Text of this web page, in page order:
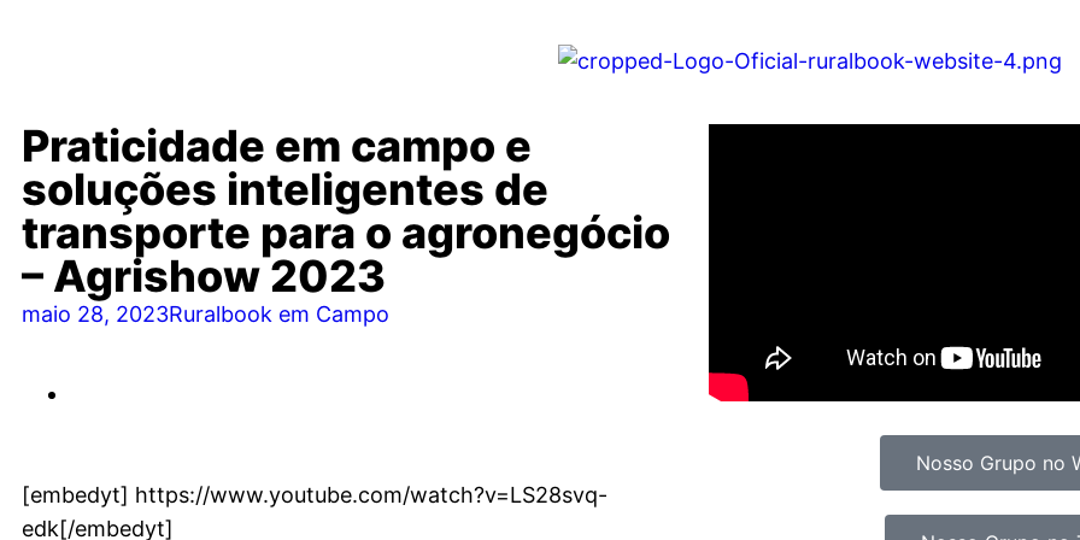
Praticidade em campo e
soluções inteligentes de
transporte para o agronegócio
– Agrishow 2023
maio 28, 2023Ruralbook em Campo
[embedyt] https://www.youtube.com/watch?v=LS28svq-
edk[/embedyt]
Nosso Grupo no